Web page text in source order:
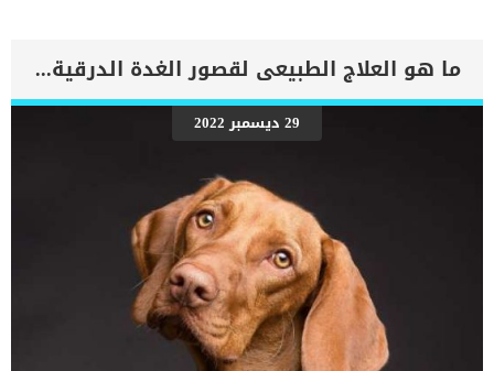
الشوارع التي تتعرض يوميًا للدهس والموت. تعتبر عملية تعقيم الكلاب
اكثر أمنا و اكثر رحمة من بعض الطرق الأخرى التي تستخدم لمنع تكاثر
الكلاب. حيث تقوم بعض الحكومات والمنظمات بوضع السم للكلاب للحد من
عددها وهذه جريمة في حق حيوان برئ لاحول له ولا قوة. تعتبر عملية
تعقيم الكلاب من العمليات التي لها الكثير من السلبيات والإيجابيات أيضًا.
عديدة وهناك أيضًا من يرى أن التعقيم من أبشع الأمور التي قد تتعرض
لها الكلاب فيتم حرمانها من حق أعطاه الله سبحانه وتعالى لها. متى يتم
تعقيم الكلاب وفي أي عمر […]
ما هو العلاج الطبيعى لقصور الغدة الدرقية عند الكلاب ؟
29 ديسمبر 2022